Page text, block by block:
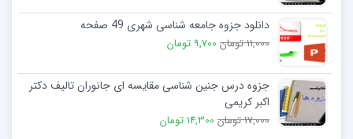
دانلود جزوه جامعه شناسی شهری 49 صفحه
11,000 تومان 9,700 تومان
جزوه درس جنین شناسی مقایسه ای جانوران تالیف دکتر
اکبر کریمی
17,000 تومان 14,300 تومان